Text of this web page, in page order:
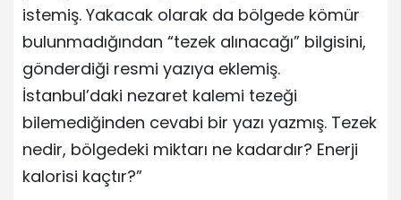
istemiş. Yakacak olarak da bölgede kömür
bulunmadığından “tezek alınacağı” bilgisini,
gönderdiği resmi yazıya eklemiş.
İstanbul’daki nezaret kalemi tezeği
bilemediğinden cevabi bir yazı yazmış. Tezek
nedir, bölgedeki miktarı ne kadardır? Enerji
kalorisi kaçtır?”